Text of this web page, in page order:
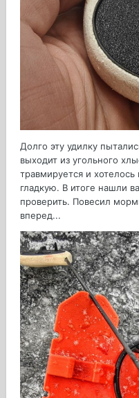
Долго эту удилку
выходит из угольного
травмируется и хотелось
гладкую. В итоге нашли
проверить. Повесил
вперед...